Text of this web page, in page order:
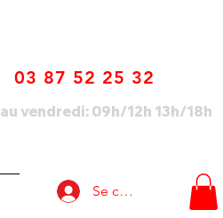
03 87 52 25 32
vendredi: 09h/12h 13h/18h
Se connecter